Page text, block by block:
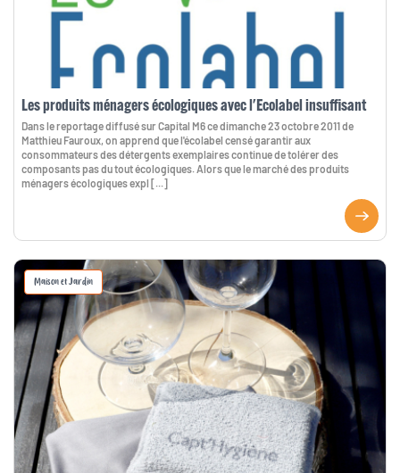
Les produits ménagers écologiques avec l'Ecolabel insuffisant
Dans le reportage diffusé sur Capital M6 ce dimanche 23 octobre 2011 de
Matthieu Fauroux, on apprend que l'écolabel censé garantir aux
consommateurs des détergents exemplaires continue de tolérer des
composants pas du tout écologiques. Alors que le marché des produits
ménagers écologiques expl [...]
Maison et Jardin